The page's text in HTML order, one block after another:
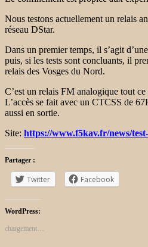
Nous testons actuellement un relais
réseau DStar.
Dans un premier temps, il s’agit
puis, si les tests sont concluants, il
relais des Vosges du Nord.
C’est un relais FM analogique tout
L’accès se fait avec un CTCSS de
aussi en sortie.
Site: https://www.f5kav.fr/news/
Partager :
Twitter Facebook
WordPress:
chargement…